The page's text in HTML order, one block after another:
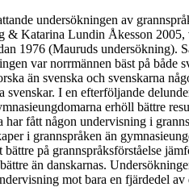
undersökningen av
& Katarina Lundin Åkesson 2005,
1976 (Mauruds undersökning).
var norrmännen bäst på både
än svenska och svenskarna
svenskar. I en efterföljande
erhöll bättre
har fått någon undervisning i
i grannspråken än
på grannspråksförståelse
än danskarnas.
mot bara en fjärdedel av